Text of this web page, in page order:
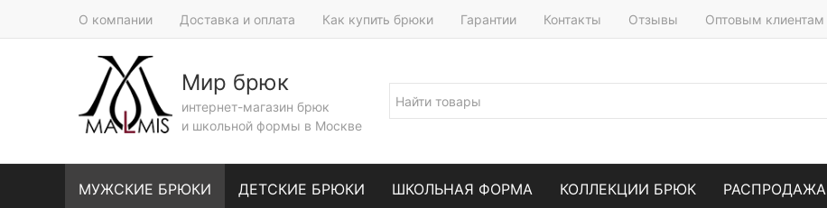
О компании Доставка и оплата Как купить брюки Гарантии Контакты Отзывы Оптовым клиентам
Мир брюк
интернет-магазин брюк
и школьной формы в Москве
МУЖСКИЕ БРЮКИ ДЕТСКИЕ БРЮКИ ШКОЛЬНАЯ ФОРМА КОЛЛЕКЦИИ БРЮК РАСПРОДАЖА